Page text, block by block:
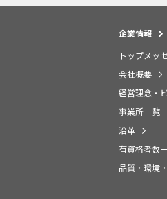
企業情報
トップメッ
会社概要
経営理念・
事業所一覧
沿革
有資格者数
品質・環境